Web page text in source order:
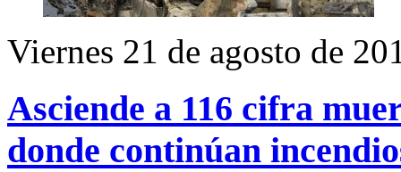
Viernes 21 de agosto de
Asciende a 116 cifra
donde continúan